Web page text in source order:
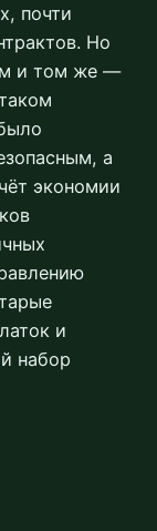
почти
Но
и том же —
а
экономии
и
набор